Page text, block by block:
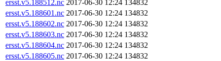
ersst.v5.188512.nc 2017-06-30 12:24 134832
ersst.v5.188601.nc 2017-06-30 12:24 134832
ersst.v5.188602.nc 2017-06-30 12:24 134832
ersst.v5.188603.nc 2017-06-30 12:24 134832
ersst.v5.188604.nc 2017-06-30 12:24 134832
ersst.v5.188605.nc 2017-06-30 12:24 134832